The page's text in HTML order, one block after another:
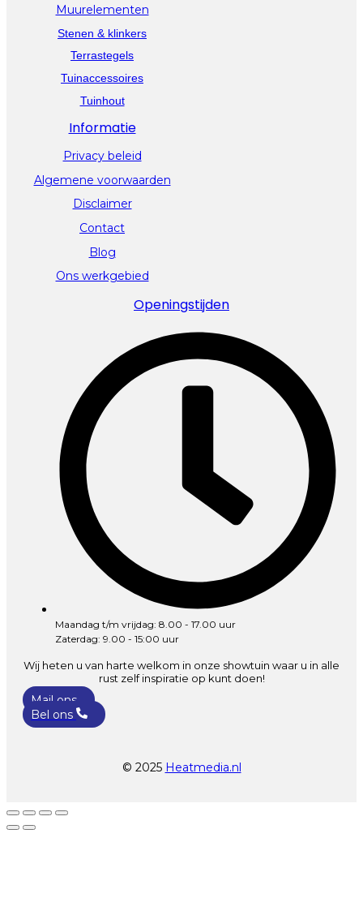
Muurelementen
Stenen & klinkers
Terrastegels
Tuinaccessoires
Tuinhout
Informatie
Privacy beleid
Algemene voorwaarden
Disclaimer
Contact
Blog
Ons werkgebied
Openingstijden
Maandag t/m vrijdag: 8.00 - 17.00 uur
Zaterdag: 9.00 - 15:00 uur
Wij heten u van harte welkom in onze showtuin waar u in alle
rust zelf inspiratie op kunt doen!
Mail ons
Bel ons
© 2025 Heatmedia.nl